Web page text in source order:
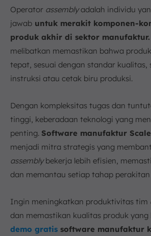
Operator assemblyadalah individu
jawab untuk merakit komponen-
produk akhir di sektor manufaktur.
melibatkan memastikan bahwa
tepat, sesuai dengan standar kualitas,
instruksi atau cetak biru produksi.
Dengan kompleksitas tugas dan
tinggi, keberadaan teknologi yang
penting. Software manufaktur
menjadi mitra strategis yang
assemblybekerja lebih efisien,
dan memantau setiap tahap
Ingin meningkatkan produktivitas tim
dan memastikan kualitas produk yang
demo gratis software manufaktur